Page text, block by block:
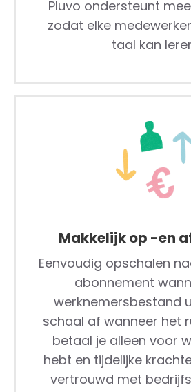
Pluvo ondersteunt
zodat elke
taal kan
Makkelijk op -en
Eenvoudig opschalen
abonnement
werknemersbestand
schaal af wanneer het
betaal je alleen voor
hebt en tijdelijke
vertrouwd met